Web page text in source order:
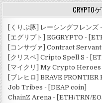
ブ
CRYPTO
[くりぷ豚] レーシングフレンズ
[エグリプト] EGGRYPTO -
[コンサヴァ] Contract Servant
[クリスペ] Cripto Spell S -
[マイクリ] My Crypto Heroes
[ブレヒロ] BRAVE FRONTIER
Job Tribes - [DEAP coin]
ChainZ Arena - [ETH/TRN/